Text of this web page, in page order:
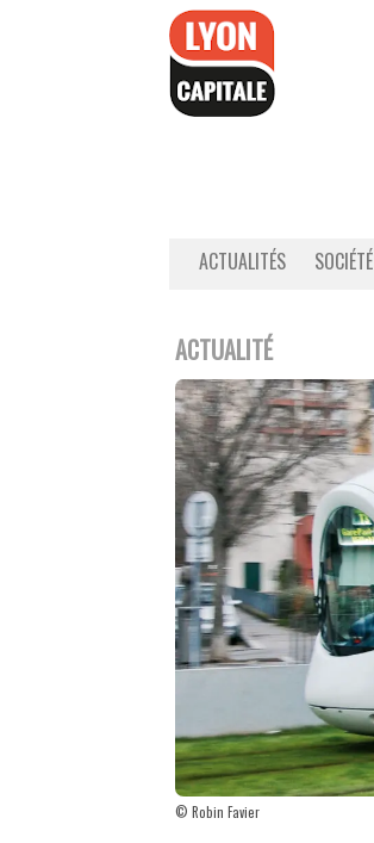
ACTUALITÉS SOCIÉTÉ
ACTUALITÉ
© Robin Favier